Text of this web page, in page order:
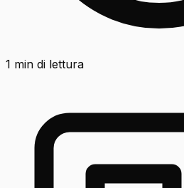
1 min di lettura